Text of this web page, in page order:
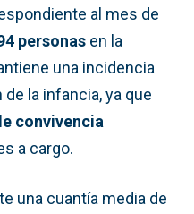
al mes de
personas en la
una incidencia
la infancia, ya que
convivencia
a cargo.
una cuantía media de